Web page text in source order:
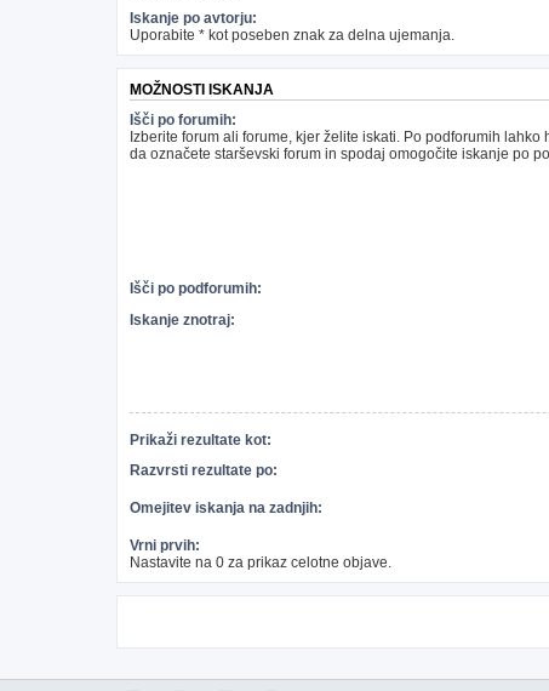
Iskanje po avtorju:
Uporabite * kot poseben znak za delna ujemanja.
MOŽNOSTI ISKANJA
Išči po forumih:
Izberite forum ali forume, kjer želite iskati. Po podforumih lahko
da označete starševski forum in spodaj omogočite iskanje po
Išči po podforumih:
Iskanje znotraj:
Prikaži rezultate kot:
Razvrsti rezultate po:
Omejitev iskanja na zadnjih:
Vrni prvih:
Nastavite na 0 za prikaz celotne objave.